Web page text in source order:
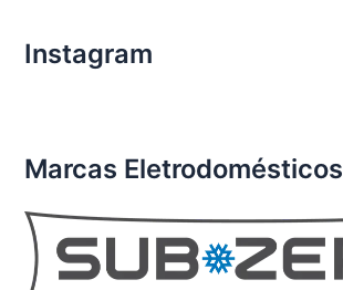
Instagram
Marcas Eletrodomésticos